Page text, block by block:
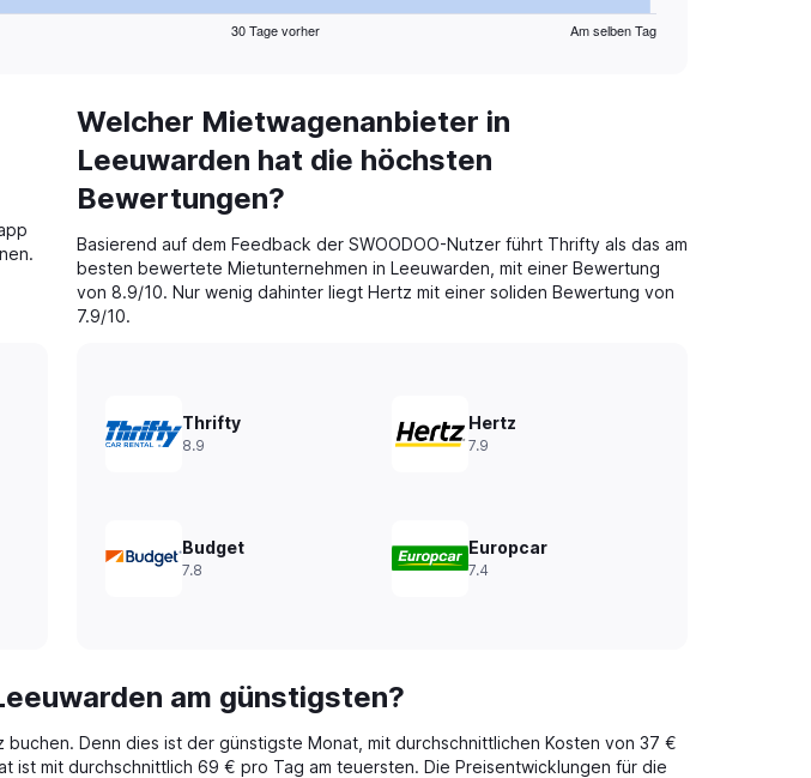
30 Tage vorher Am selben Tag
Welcher Mietwagenanbieter in
Leeuwarden hat die höchsten
Bewertungen?
Basierend auf dem Feedback der SWOODOO-Nutzer führt Thrifty als das am
besten bewertete Mietunternehmen in Leeuwarden, mit einer Bewertung
von 8.9/10. Nur wenig dahinter liegt Hertz mit einer soliden Bewertung von
7.9/10.
Thrifty
8.9
Hertz
7.9
Budget
7.8
Europcar
7.4
am günstigsten?
Denn dies ist der günstigste Monat, mit durchschnittlichen Kosten von 37 €
mit durchschnittlich 69 € pro Tag am teuersten. Die Preisentwicklungen für die